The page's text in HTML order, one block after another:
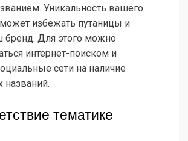
Уникальность вашего
избежать путаницы и
бренд. Для этого можно
интернет-поиском и
сети на наличие
названий.
тематике